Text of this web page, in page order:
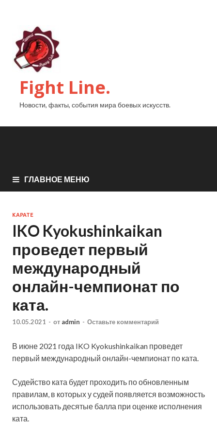
Fight Line.
Новости, факты, события мира боевых искусств.
ГЛАВНОЕ МЕНЮ
КАРАТЕ
IKO Kyokushinkaikan
проведет первый
международный
онлайн-чемпионат по
ката.
10.05.2021 - от admin - Оставьте комментарий
В июне 2021 года IKO Kyokushinkaikan проведет
первый международный онлайн-чемпионат по ката.
Судейство ката будет проходить по обновленным
правилам, в которых у судей появляется возможность
использовать десятые балла при оценке исполнения
ката.